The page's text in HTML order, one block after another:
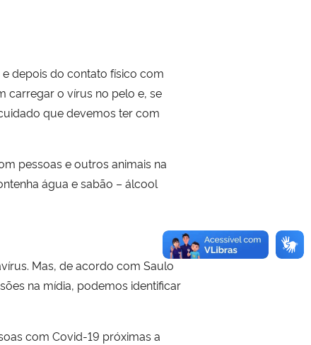
depois do contato físico com
carregar o vírus no pelo e, se
que devemos ter com
pessoas e outros animais na
água e sabão – álcool
Mas, de acordo com Saulo
na mídia, podemos identificar
com Covid-19 próximas a